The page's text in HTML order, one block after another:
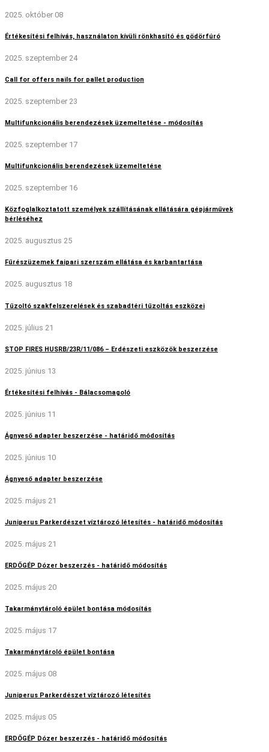
2025. október 08
Értékesítési felhívás, használaton kívüli rönkhasító és gödörfúró
2025. szeptember 24
Call for offers nails for pallet production
2025. szeptember 23
Multifunkcionális berendezések üzemeltetése - módosítás
2025. szeptember 17
Multifunkcionális berendezések üzemeltetése
2025. szeptember 16
Közfoglalkoztatott személyek szállításának ellátására gépjárművek
bérléséhez
2025. augusztus 25
Fűrészüzemek faipari szerszám ellátása és karbantartása
2025. augusztus 18
Tűzoltó szakfelszerelések és szabadtéri tűzoltás eszközei
2025. július 21
STOP FIRES HUSRB/23R/11/086 – Erdészeti eszközök beszerzése
2025. június 13
Értékesítési felhívás - Bálacsomagoló
2025. június 11
Ágnyeső adapter beszerzése - határidő módosítás
2025. június 10
Ágnyeső adapter beszerzése
2025. május 21
Juniperus Parkerdészet víztározó létesítés - határidő módosítás
2025. május 21
ERDŐGÉP Dózer beszerzés - határidő módosítás
2025. május 20
Takarmánytároló épület bontása módosítás
2025. május 17
Takarmánytároló épület bontása
2025. május 08
Juniperus Parkerdészet víztározó létesítés
2025. május 05
ERDŐGÉP Dózer beszerzés - határidő módosítás